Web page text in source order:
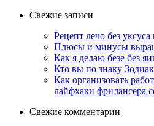
Свежие записи
Рецепт лечо без уксуса
Плюсы и минусы
Как я делаю безе без
Кто вы по знаку
Как организовать
лайфхаки фрилансера
Свежие комментарии